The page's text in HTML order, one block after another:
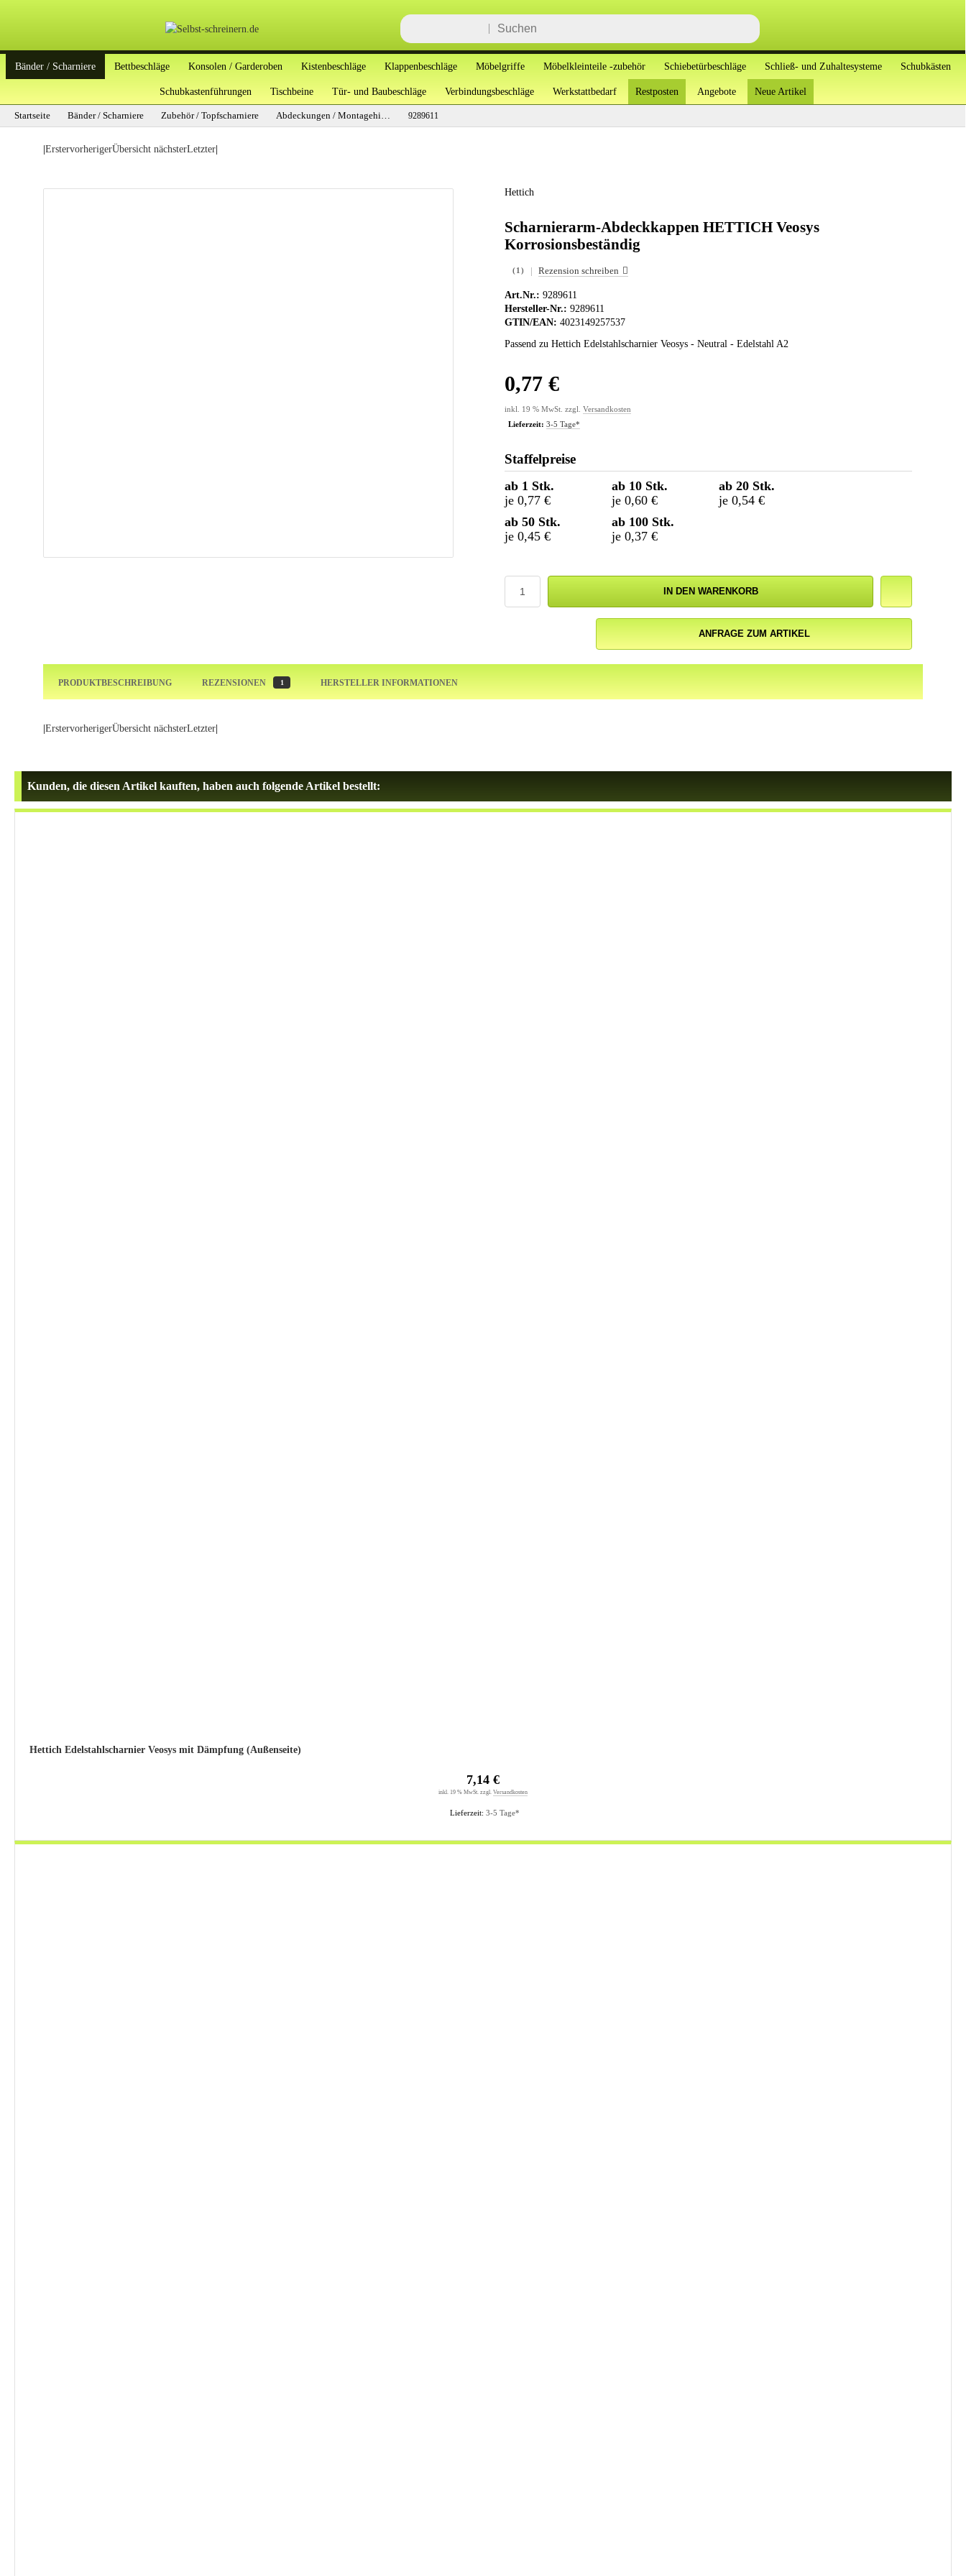
Bänder / Scharniere Bettbeschläge Konsolen / Garderoben Kistenbeschläge Klappenbeschläge Möbelgriffe Möbelkleinteile -zubehör Schiebetürbeschläge Schließ- und Zuhaltesysteme Schubkästen
Schubkastenführungen Tischbeine Tür- und Baubeschläge Verbindungsbeschläge Werkstattbedarf Restposten Angebote Neue Artikel
Startseite Bänder / Scharniere Zubehör / Topfscharniere Abdeckungen / Montagehilfen 9289611
|ErstervorherigerÜbersicht nächsterLetzter|
Hettich
Scharnierarm-Abdeckkappen HETTICH Veosys
Korrosionsbeständig
(1) | Rezension schreiben
Art.Nr.: 9289611
Hersteller-Nr.: 9289611
GTIN/EAN: 4023149257537
Passend zu Hettich Edelstahlscharnier Veosys - Neutral - Edelstahl A2
0,77 €
inkl. 19 % MwSt. zzgl. Versandkosten
Lieferzeit: 3-5 Tage*
Staffelpreise
ab 1 Stk.
je 0,77 €
ab 10 Stk.
je 0,60 €
ab 20 Stk.
je 0,54 €
ab 50 Stk.
je 0,45 €
ab 100 Stk.
je 0,37 €
IN DEN WARENKORB
ANFRAGE ZUM ARTIKEL
PRODUKTBESCHREIBUNG REZENSIONEN 1 HERSTELLER INFORMATIONEN
|ErstervorherigerÜbersicht nächsterLetzter|
Kunden, die diesen Artikel kauften, haben auch folgende Artikel bestellt:
Hettich Edelstahlscharnier Veosys mit Dämpfung (Außenseite)
Lieferzeit: 3-5 Tage*
7,14 €
inkl. 19 % MwSt. zzgl. Versandkosten